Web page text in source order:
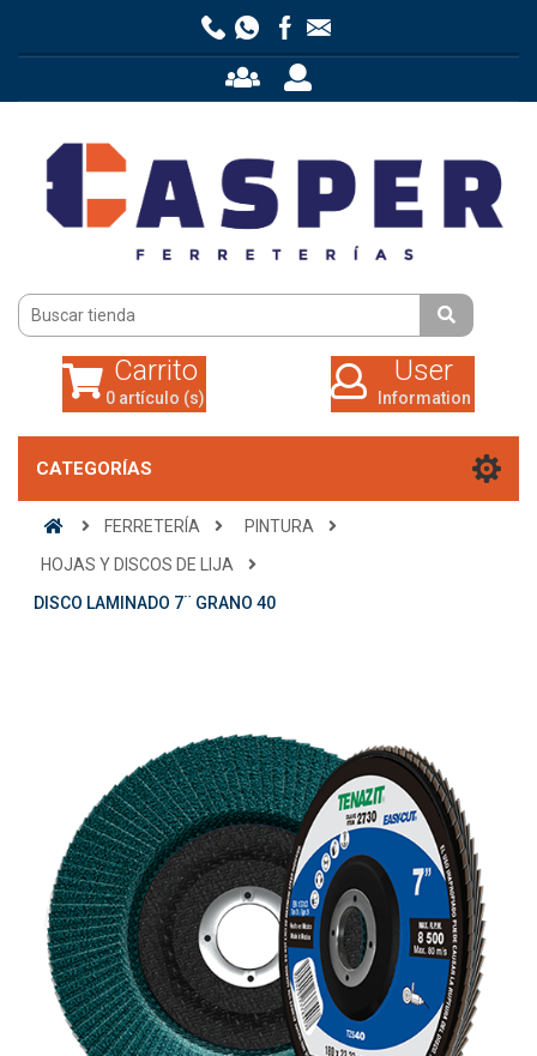
0 artículo (s)
Carrito
0 artículo (s)
User
Information
CATEGORÍAS
FERRETERÍA
PINTURA
HOJAS Y DISCOS DE LIJA
DISCO LAMINADO 7¨ GRANO 40